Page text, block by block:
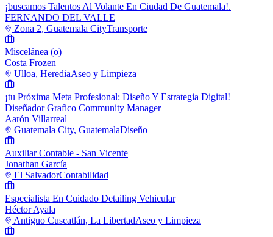
¡buscamos Talentos Al Volante En Ciudad De Guatemala!.
FERNANDO DEL VALLE
Zona 2, Guatemala CityTransporte
Miscelánea (o)
Costa Frozen
Ulloa, HerediaAseo y Limpieza
¡tu Próxima Meta Profesional: Diseño Y Estrategia Digital!
Diseñador Grafico Community Manager
Aarón Villarreal
Guatemala City, GuatemalaDiseño
Auxiliar Contable - San Vicente
Jonathan García
El SalvadorContabilidad
Especialista En Cuidado Detailing Vehicular
Héctor Ayala
Antiguo Cuscatlán, La LibertadAseo y Limpieza